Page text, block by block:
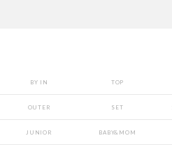
BY IN TOP
OUTER SET
JUNIOR BABY&MOM